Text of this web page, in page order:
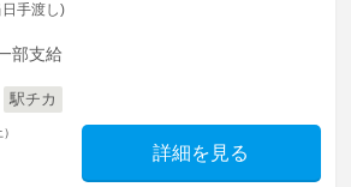
手渡し)
部支給
駅チカ
詳細を見る